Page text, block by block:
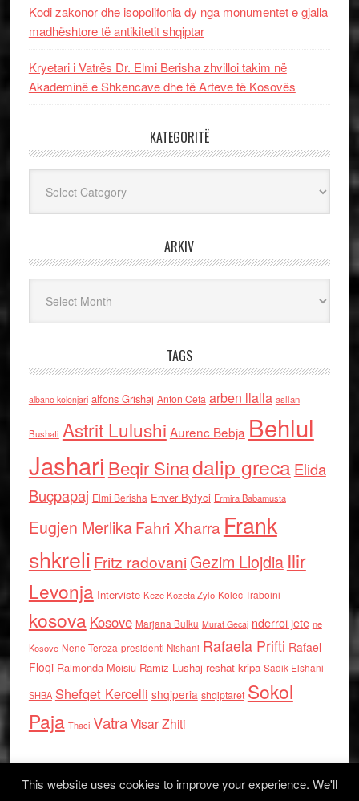
Kodi zakonor dhe isopolifonia dy nga monumentet e gjalla
madhështore të antikitetit shqiptar
Kryetari i Vatrës Dr. Elmi Berisha zhvilloi takim në
Akademinë e Shkencave dhe të Arteve të Kosovës
KATEGORITË
ARKIV
TAGS
albano kolonjari alfons Grishaj Anton Cefa arben llalla asllan
Bushati Astrit Lulushi Aurenc Bebja Behlul
Jashari Beqir Sinadalip grecaElida
Buçpapaj Elmi Berisha Enver Bytyci Ermira Babamusta
Eugjen MerlikaFahri Xharra Frank
shkreli Fritz radovaniGezim Llojdia Ilir
Levonja Interviste Keze Kozeta Zylo Kolec Traboini
kosova Kosove Marjana Bulku Murat Gecaj nderroi jete ne
Kosove Nene Tereza presidenti Nishani Rafaela Prifti Rafael
Floqi Raimonda Moisiu Ramiz Lushaj reshat kripa Sadik Elshani
SHBA Shefqet Kercelli shqiperia shqiptaret Sokol
Paja Thaci VatraVisar Zhiti
This website uses cookies to improve your experience. We'll